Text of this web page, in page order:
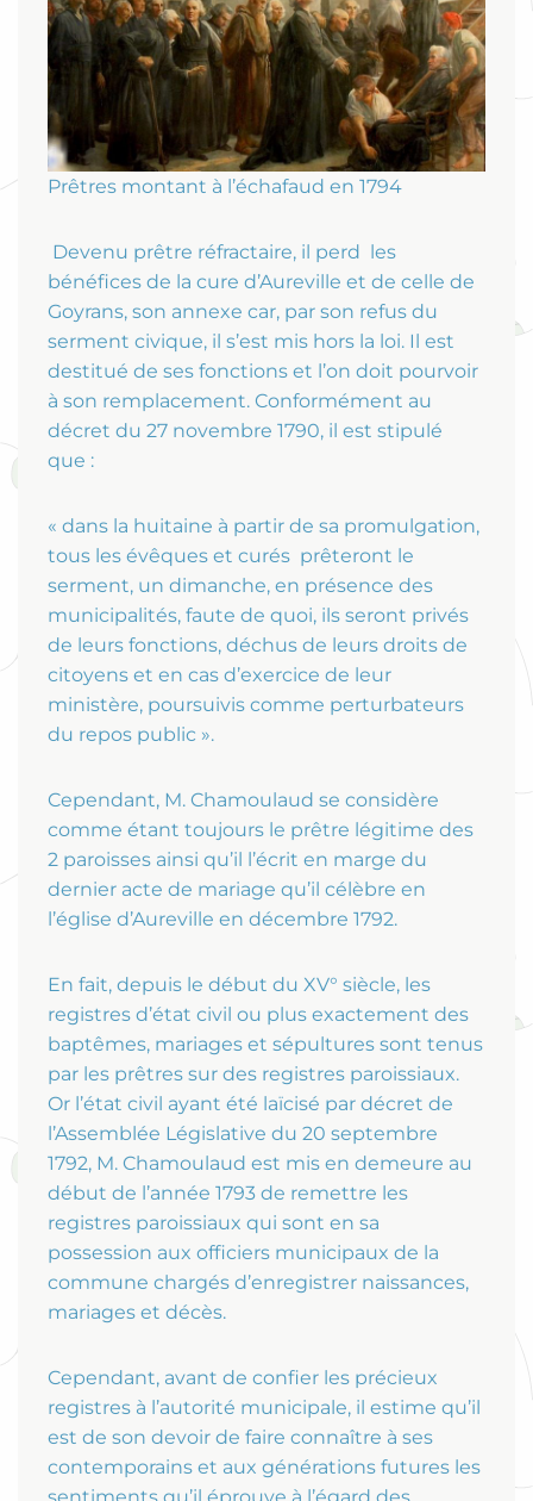
Prêtres montant à l’échafaud en 1794
Devenu prêtre réfractaire, il perd les
bénéfices de la cure d’Aureville et de celle de
Goyrans, son annexe car, par son refus du
serment civique, il s’est mis hors la loi. Il est
destitué de ses fonctions et l’on doit pourvoir
à son remplacement. Conformément au
décret du 27 novembre 1790, il est stipulé
que :
« dans la huitaine à partir de sa promulgation,
tous les évêques et curés prêteront le
serment, un dimanche, en présence des
municipalités, faute de quoi, ils seront privés
de leurs fonctions, déchus de leurs droits de
citoyens et en cas d’exercice de leur
ministère, poursuivis comme perturbateurs
du repos public ».
Cependant, M. Chamoulaud se considère
comme étant toujours le prêtre légitime des
2 paroisses ainsi qu’il l’écrit en marge du
dernier acte de mariage qu’il célèbre en
l’église d’Aureville en décembre 1792.
En fait, depuis le début du XV° siècle, les
registres d’état civil ou plus exactement des
baptêmes, mariages et sépultures sont tenus
par les prêtres sur des registres paroissiaux.
Or l’état civil ayant été laïcisé par décret de
l’Assemblée Législative du 20 septembre
1792, M. Chamoulaud est mis en demeure au
début de l’année 1793 de remettre les
registres paroissiaux qui sont en sa
possession aux officiers municipaux de la
commune chargés d’enregistrer naissances,
mariages et décès.
Cependant, avant de confier les précieux
registres à l’autorité municipale, il estime qu’il
est de son devoir de faire connaître à ses
contemporains et aux générations futures les